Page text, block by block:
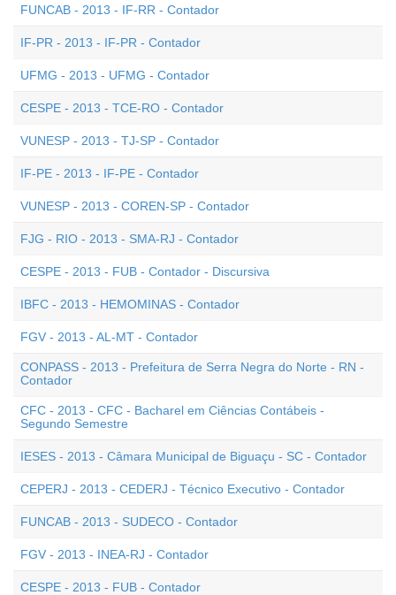
FUNCAB - 2013 - IF-RR - Contador
IF-PR - 2013 - IF-PR - Contador
UFMG - 2013 - UFMG - Contador
CESPE - 2013 - TCE-RO - Contador
VUNESP - 2013 - TJ-SP - Contador
IF-PE - 2013 - IF-PE - Contador
VUNESP - 2013 - COREN-SP - Contador
FJG - RIO - 2013 - SMA-RJ - Contador
CESPE - 2013 - FUB - Contador - Discursiva
IBFC - 2013 - HEMOMINAS - Contador
FGV - 2013 - AL-MT - Contador
CONPASS - 2013 - Prefeitura de Serra Negra do Norte - RN -
Contador
CFC - 2013 - CFC - Bacharel em Ciências Contábeis -
Segundo Semestre
IESES - 2013 - Câmara Municipal de Biguaçu - SC - Contador
CEPERJ - 2013 - CEDERJ - Técnico Executivo - Contador
FUNCAB - 2013 - SUDECO - Contador
FGV - 2013 - INEA-RJ - Contador
CESPE - 2013 - FUB - Contador